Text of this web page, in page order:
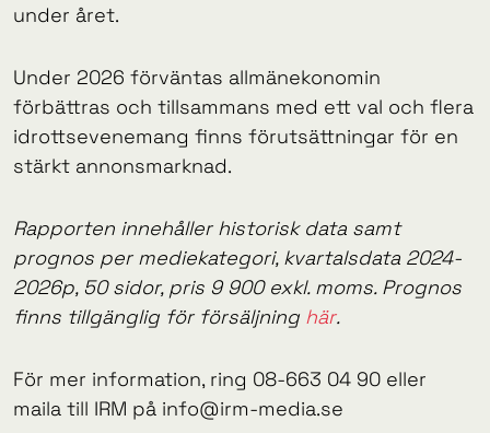
under året.
Under 2026 förväntas allmänekonomin
förbättras och tillsammans med ett val och flera
idrottsevenemang finns förutsättningar för en
stärkt annonsmarknad.
Rapporten innehåller historisk data samt
prognos per mediekategori, kvartalsdata 2024-
2026p, 50 sidor, pris 9 900 exkl. moms. Prognos
finns tillgänglig för försäljning här.
För mer information, ring 08-663 04 90 eller
maila till IRM på info@irm-media.se